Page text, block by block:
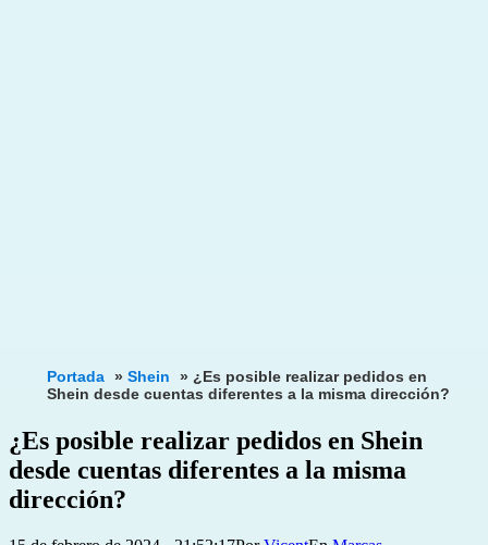
Portada » Shein » ¿Es posible realizar pedidos en
Shein desde cuentas diferentes a la misma dirección?
¿Es posible realizar pedidos en Shein
desde cuentas diferentes a la misma
dirección?